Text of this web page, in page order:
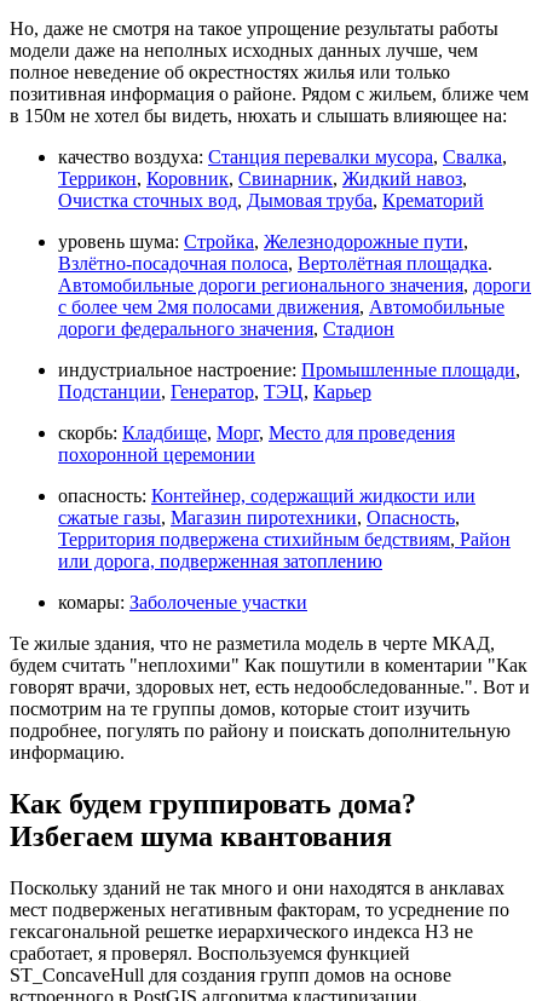
Но, даже не смотря на такое упрощение результаты работы
модели даже на неполных исходных данных лучше, чем
полное неведение об окрестностях жилья или только
позитивная информация о районе. Рядом с жильем, ближе чем
в 150м не хотел бы видеть, нюхать и слышать влияющее на:
качество воздуха: Станция перевалки мусора, Свалка,
Террикон, Коровник, Свинарник, Жидкий навоз,
Очистка сточных вод, Дымовая труба, Крематорий
уровень шума: Стройка, Железнодорожные пути,
Взлётно-посадочная полоса, Вертолётная площадка.
Автомобильные дороги регионального значения, дороги
с более чем 2мя полосами движения, Автомобильные
дороги федерального значения, Стадион
индустриальное настроение: Промышленные площади,
Подстанции, Генератор, ТЭЦ, Карьер
скорбь: Кладбище, Морг, Место для проведения
похоронной церемонии
опасность: Контейнер, содержащий жидкости или
сжатые газы, Магазин пиротехники, Опасность,
Территория подвержена стихийным бедствиям, Район
или дорога, подверженная затоплению
комары: Заболоченые участки
Те жилые здания, что не разметила модель в черте МКАД,
будем считать "неплохими" Как пошутили в коментарии "Как
говорят врачи, здоровых нет, есть недообследованные.". Вот и
посмотрим на те группы домов, которые стоит изучить
подробнее, погулять по району и поискать дополнительную
информацию.
Как будем группировать дома?
Избегаем шума квантования
Поскольку зданий не так много и они находятся в анклавах
мест подверженых негативным факторам, то усреднение по
гексагональной решетке иерархического индекса H3 не
сработает, я проверял. Воспользуемся функцией
ST_ConcaveHull для создания групп домов на основе
встроенного в PostGIS алгоритма кластиризации.